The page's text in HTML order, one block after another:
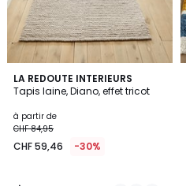
LA REDOUTE INTERIEURS
Tapis laine, Diano, effet tricot
Prix
à
partir
CHF
à partir de
CHF 84,95
CHF 59,46 -30%
3,7
/ 5
2
Couleurs